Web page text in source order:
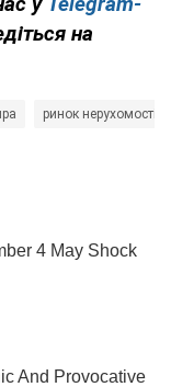
на
ринок нерухомості